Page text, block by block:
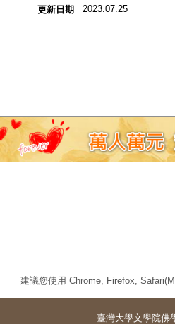
更新日期 2023.07.25
建議您使用 Chrome, Firefox,
臺灣大學文學院佛